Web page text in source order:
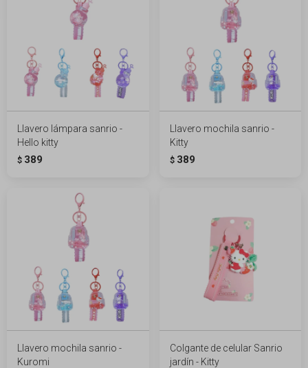
Llavero lámpara sanrio -
Hello kitty
$ 389
Llavero mochila sanrio -
Kitty
$ 389
Llavero mochila sanrio -
Kuromi
Colgante de celular Sanrio
jardín - Kitty